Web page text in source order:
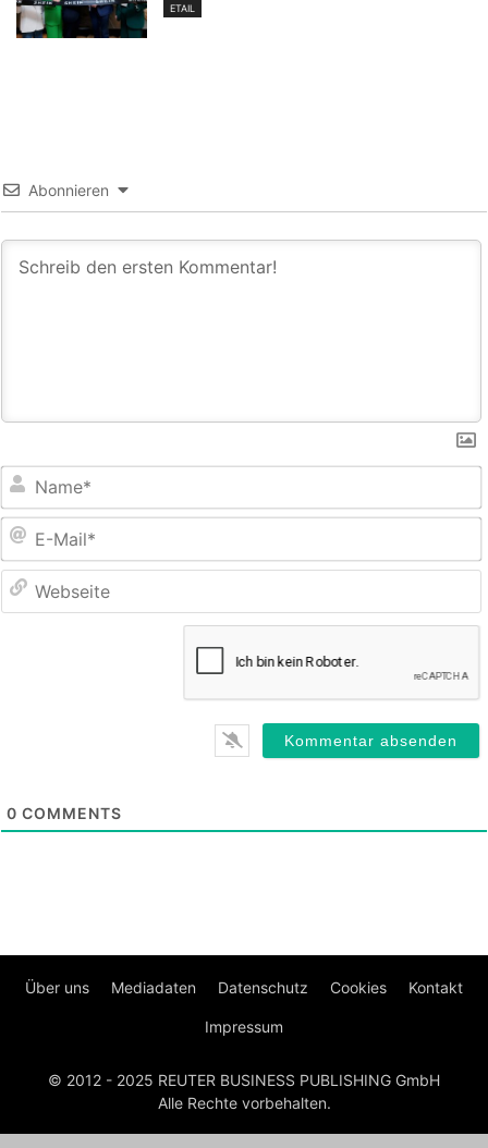
ETAIL
Abonnieren
0 COMMENTS
Über uns Mediadaten Datenschutz Cookies Kontakt
Impressum
© 2012 - 2025 REUTER BUSINESS PUBLISHING GmbH
Alle Rechte vorbehalten.